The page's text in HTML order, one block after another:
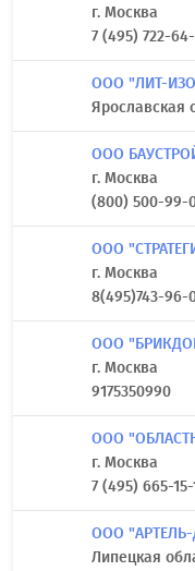
г. Москва
7 (495) 722-
ООО "ЛИТ-
Ярославская
ООО
г. Москва
(800) 500-99-
ООО
г. Москва
8(495)743-96-
ООО
г. Москва
9175350990
ООО
г. Москва
7 (495) 665-15-
ООО
Липецкая